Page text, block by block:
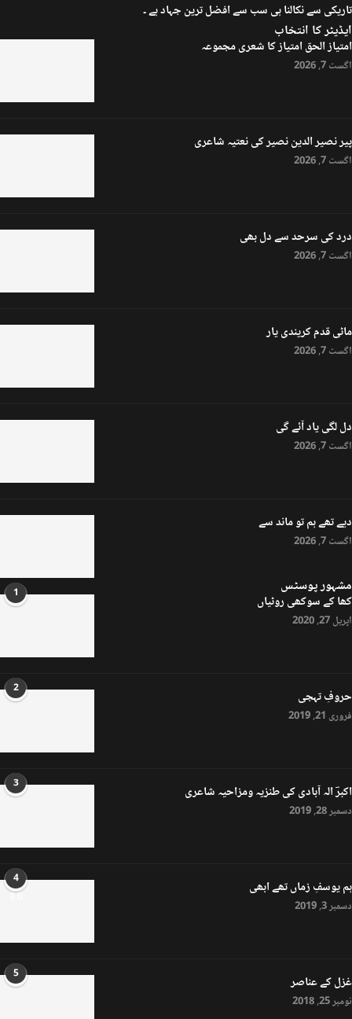
تاریکی سے نکالنا ہی سب سے افضل ترین جہاد ہے ۔
ایڈیٹر کا انتخاب
امتیاز الحق امتیاز کا شعری مجموعہ
اگست 7, 2026
پیر نصیر الدین نصیر کی نعتیہ شاعری
اگست 7, 2026
درد کی سرحد سے دل بھی
اگست 7, 2026
ماٹی قدم کریندی یار
اگست 7, 2026
دل لگی یاد آئے گی
اگست 7, 2026
دیے تھے ہم تو ماند سے
اگست 7, 2026
مشہور پوسٹس 1 کھا کے سوکھی روٹیاں
اپریل 27, 2020
2 حروفِ تہجی
فروری 21, 2019
3 اکبرؔ الہ آبادی کی طنزیہ ومزاحیہ شاعری
دسمبر 28, 2019
4
8.0 ہم یوسفِ زماں تھے ابھی
دسمبر 3, 2019
5 غزل کے عناصر
نومبر 25, 2018